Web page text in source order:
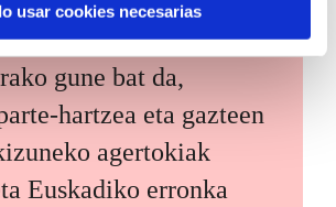
usar cookies necesarias
biztanleak herritarren
gune bat da,
hartzea eta gazteen
agertokiak
Euskadiko erronka